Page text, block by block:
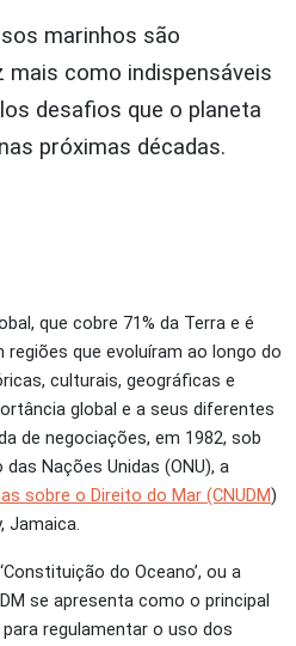
marinhos são
mais como indispensáveis
desafios que o planeta
próximas décadas.
que cobre 71% da Terra e é
que evoluíram ao longo do
culturais, geográficas e
global e a seus diferentes
de negociações, em 1982, sob
Nações Unidas (ONU), a
sobre o Direito do Mar (CNUDM)
Jamaica.
do Oceano’, ou a
se apresenta como o principal
regulamentar o uso dos